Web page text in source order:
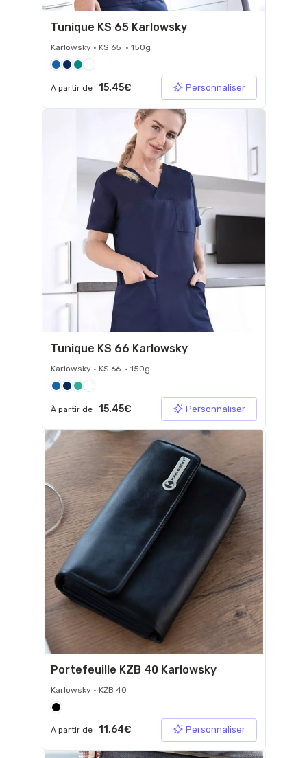
Tunique KS 65 Karlowsky
Karlowsky • KS 65 • 150g
À partir de 15.45€ Personnaliser
Tunique KS 66 Karlowsky
Karlowsky • KS 66 • 150g
À partir de 15.45€ Personnaliser
Portefeuille KZB 40 Karlowsky
Karlowsky • KZB 40
À partir de 11.64€ Personnaliser